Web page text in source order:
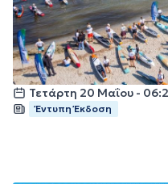
Τετάρτη 20 Μαΐου -
Έντυπη Έκδοση